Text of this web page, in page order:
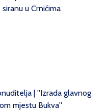
u Crnićima
| ''Izrada glavnog
mjestu Bukva''